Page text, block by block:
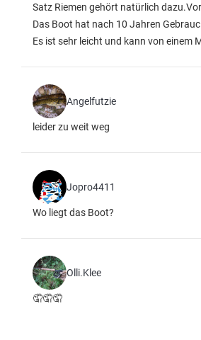
Satz Riemen gehört natürlich
Das Boot hat nach 10 Jahren
Es ist sehr leicht und kann von einem
Angelfutzie
leider zu weit weg
Jopro4411
Wo liegt das Boot?
Olli.Klee
🤦🤦🤦